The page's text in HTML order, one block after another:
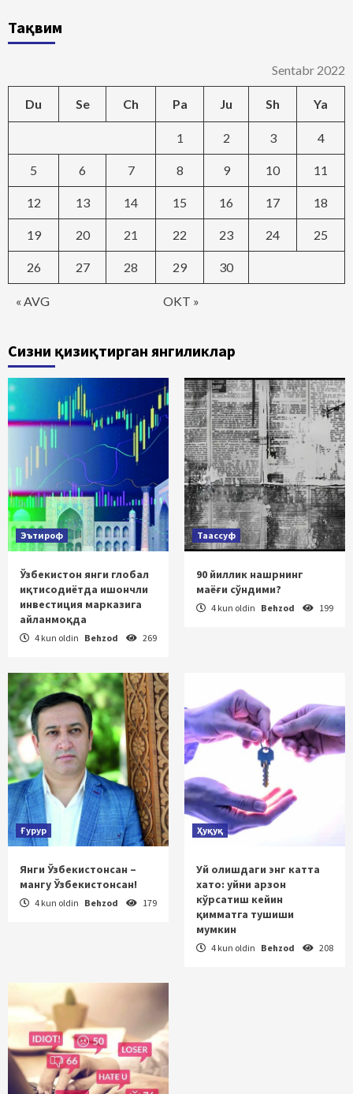
Тақвим
Sentabr 2022
Du Se Ch Pa Ju Sh Ya
« AVG OKT »
1 2 3 4
5 6 7 8 9 10 11
12 13 14 15 16 17 18
19 20 21 22 23 24 25
26 27 28 29 30
Сизни қизиқтирган янгиликлар
Эътироф
Ўзбекистон янги глобал
иқтисодиётда ишончли
инвестиция марказига
айланмоқда
4 kun oldin Behzod 269
Таассуф
90 йиллик нашрнинг
маёғи сўндими?
4 kun oldin Behzod 199
Ғурур
Янги Ўзбекистонсан –
мангу Ўзбекистонсан!
4 kun oldin Behzod 179
Ҳуқуқ
Уй олишдаги энг катта
хато: уйни арзон
кўрсатиш кейин
қимматга тушиши
мумкин
4 kun oldin Behzod 208